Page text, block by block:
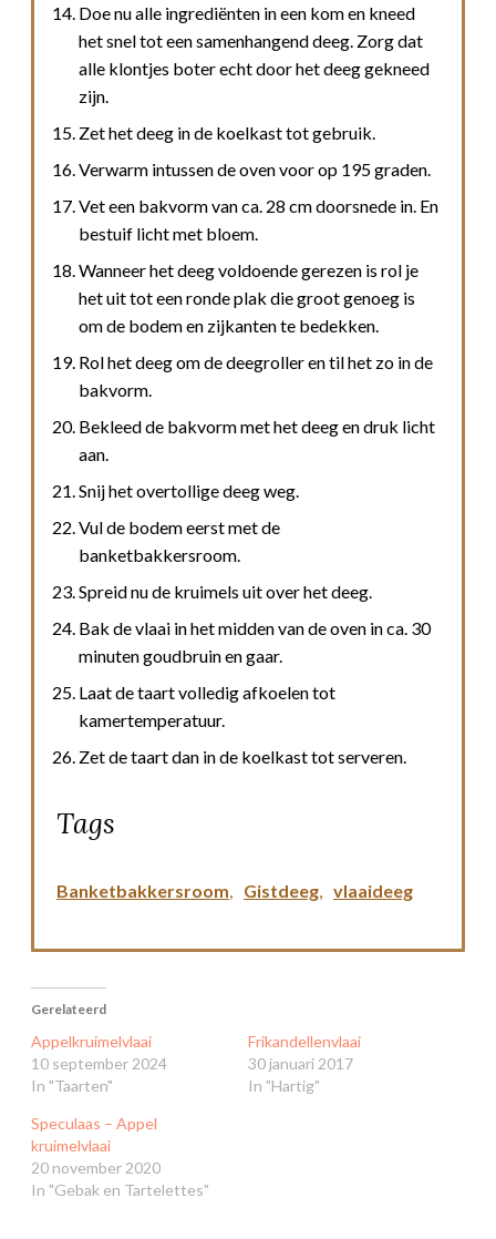
Doe nu alle ingrediënten in een kom en kneed
het snel tot een samenhangend deeg. Zorg dat
alle klontjes boter echt door het deeg gekneed
zijn.
Zet het deeg in de koelkast tot gebruik.
Verwarm intussen de oven voor op 195 graden.
Vet een bakvorm van ca. 28 cm doorsnede in. En
bestuif licht met bloem.
Wanneer het deeg voldoende gerezen is rol je
het uit tot een ronde plak die groot genoeg is
om de bodem en zijkanten te bedekken.
Rol het deeg om de deegroller en til het zo in de
bakvorm.
Bekleed de bakvorm met het deeg en druk licht
aan.
Snij het overtollige deeg weg.
Vul de bodem eerst met de
banketbakkersroom.
Spreid nu de kruimels uit over het deeg.
Bak de vlaai in het midden van de oven in ca. 30
minuten goudbruin en gaar.
Laat de taart volledig afkoelen tot
kamertemperatuur.
Zet de taart dan in de koelkast tot serveren.
Tags
Banketbakkersroom, Gistdeeg, vlaaideeg
Gerelateerd
Appelkruimelvlaai
10 september 2024
In "Taarten"
Frikandellenvlaai
30 januari 2017
In "Hartig"
Speculaas – Appel
kruimelvlaai
20 november 2020
In "Gebak en Tartelettes"